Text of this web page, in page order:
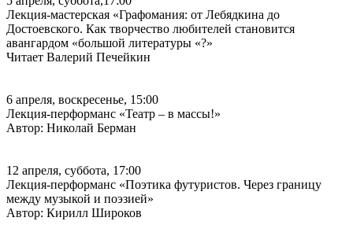
Лекция-мастерская «Графомания: от Лебядкина до
Достоевского. Как творчество любителей становится
авангардом «большой литературы «?»
Читает Валерий Печейкин
6 апреля, воскресенье, 15:00
Лекция-перформанс «Театр – в массы!»
Автор: Николай Берман
12 апреля, суббота, 17:00
Лекция-перформанс «Поэтика футуристов. Через границу
между музыкой и поэзией»
Автор: Кирилл Широков